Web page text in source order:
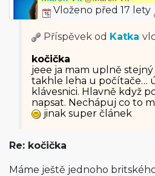
Vloženo před 17 lety
Příspěvek od Katka
kočička
jeee ja mam uplně
takhle leha u počítače…
klávesnici. Hlavně když
napsat. Nechápuj co to
jinak super článek
Re: kočička
Máme ještě jednoho